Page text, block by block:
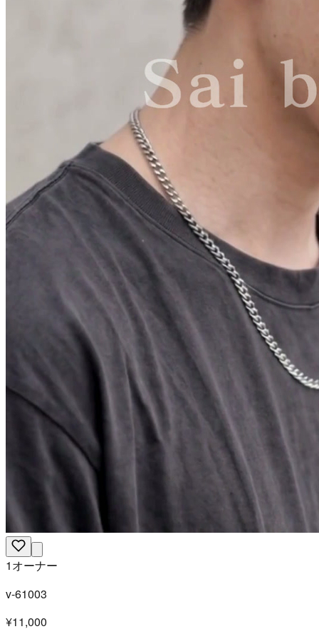
1オーナー
v-61003
¥11,000